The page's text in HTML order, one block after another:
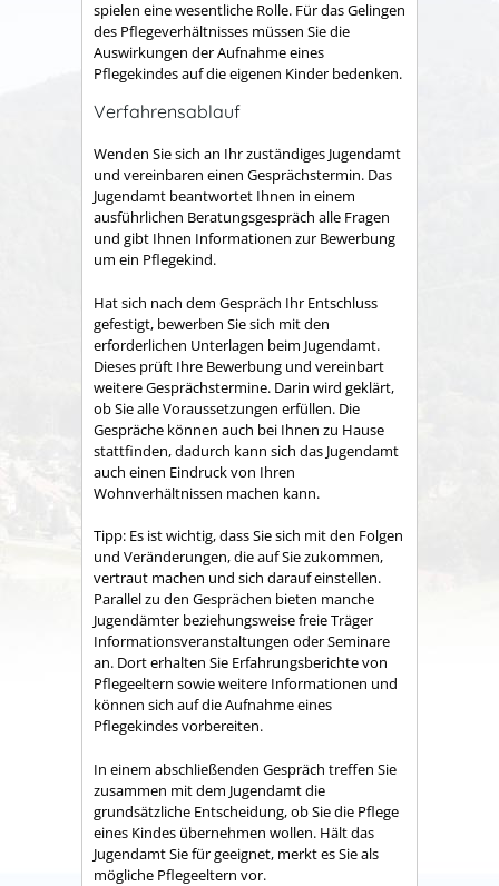
spielen eine wesentliche Rolle. Für das Gelingen
des Pflegeverhältnisses müssen Sie die
Auswirkungen der Aufnahme eines
Pflegekindes auf die eigenen Kinder bedenken.
Verfahrensablauf
Wenden Sie sich an Ihr zuständiges Jugendamt
und vereinbaren einen Gesprächstermin. Das
Jugendamt beantwortet Ihnen in einem
ausführlichen Beratungsgespräch alle Fragen
und gibt Ihnen Informationen zur Bewerbung
um ein Pflegekind.
Hat sich nach dem Gespräch Ihr Entschluss
gefestigt, bewerben Sie sich mit den
erforderlichen Unterlagen beim Jugendamt.
Dieses prüft Ihre Bewerbung und vereinbart
weitere Gesprächstermine. Darin wird geklärt,
ob Sie alle Voraussetzungen erfüllen. Die
Gespräche können auch bei Ihnen zu Hause
stattfinden, dadurch kann sich das Jugendamt
auch einen Eindruck von Ihren
Wohnverhältnissen machen kann.
Tipp: Es ist wichtig, dass Sie sich mit den Folgen
und Veränderungen, die auf Sie zukommen,
vertraut machen und sich darauf einstellen.
Parallel zu den Gesprächen bieten manche
Jugendämter beziehungsweise freie Träger
Informationsveranstaltungen oder Seminare
an. Dort erhalten Sie Erfahrungsberichte von
Pflegeeltern sowie weitere Informationen und
können sich auf die Aufnahme eines
Pflegekindes vorbereiten.
In einem abschließenden Gespräch treffen Sie
zusammen mit dem Jugendamt die
grundsätzliche Entscheidung, ob Sie die Pflege
eines Kindes übernehmen wollen. Hält das
Jugendamt Sie für geeignet, merkt es Sie als
mögliche Pflegeeltern vor.